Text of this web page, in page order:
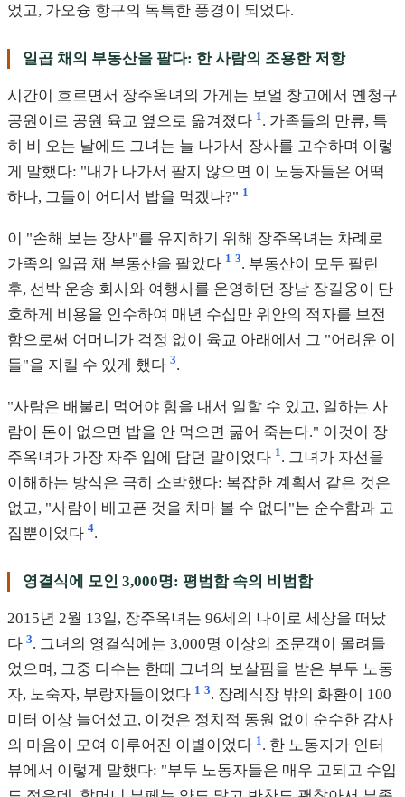
었고, 가오슝 항구의 독특한 풍경이 되었다.
일곱 채의 부동산을 팔다: 한 사람의 조용한 저항
시간이 흐르면서 장주옥녀의 가게는 보얼 창고에서 옌청구
공원이로 공원 육교 옆으로 옮겨졌다 1 . 가족들의 만류, 특
히 비 오는 날에도 그녀는 늘 나가서 장사를 고수하며 이렇
게 말했다: "내가 나가서 팔지 않으면 이 노동자들은 어떡
하나, 그들이 어디서 밥을 먹겠나?" 1
이 "손해 보는 장사"를 유지하기 위해 장주옥녀는 차례로
가족의 일곱 채 부동산을 팔았다 1 3. 부동산이 모두 팔린
후, 선박 운송 회사와 여행사를 운영하던 장남 장길웅이 단
호하게 비용을 인수하여 매년 수십만 위안의 적자를 보전
함으로써 어머니가 걱정 없이 육교 아래에서 그 "어려운 이
들"을 지킬 수 있게 했다 3.
"사람은 배불리 먹어야 힘을 내서 일할 수 있고, 일하는 사
람이 돈이 없으면 밥을 안 먹으면 굶어 죽는다." 이것이 장
주옥녀가 가장 자주 입에 담던 말이었다 1. 그녀가 자선을
이해하는 방식은 극히 소박했다: 복잡한 계획서 같은 것은
없고, "사람이 배고픈 것을 차마 볼 수 없다"는 순수함과 고
집뿐이었다 4.
영결식에 모인 3,000명: 평범함 속의 비범함
2015년 2월 13일, 장주옥녀는 96세의 나이로 세상을 떠났
다 3. 그녀의 영결식에는 3,000명 이상의 조문객이 몰려들
었으며, 그중 다수는 한때 그녀의 보살핌을 받은 부두 노동
자, 노숙자, 부랑자들이었다 1 3. 장례식장 밖의 화환이 100
미터 이상 늘어섰고, 이것은 정치적 동원 없이 순수한 감사
의 마음이 모여 이루어진 이별이었다 1 . 한 노동자가 인터
뷰에서 이렇게 말했다: "부두 노동자들은 매우 고되고 수입